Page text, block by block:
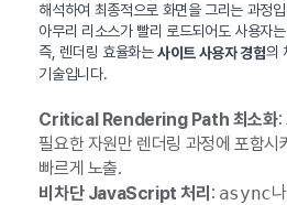
해석하여 최종적으로 화면을 그리는 과정
아무리 리소스가 빨리 로드되어도 사용자
즉, 렌더링 효율화는사이트 사용자 경험의
기술입니다.
Critical Rendering Path 최소화:
필요한 자원만 렌더링 과정에 포함시
빠르게 노출.
비차단 JavaScript 처리 : async나